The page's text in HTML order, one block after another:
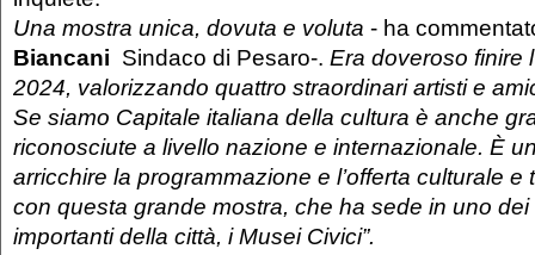
Una mostra unica, dovuta e voluta - ha
Biancani Sindaco di Pesaro-. Era doveroso finire
2024, valorizzando quattro straordinari artisti e
Se siamo Capitale italiana della cultura è anche
riconosciute a livello nazione e internazionale. È
arricchire la programmazione e l’offerta culturale e
con questa grande mostra, che ha sede in uno
importanti della città, i Musei Civici”.